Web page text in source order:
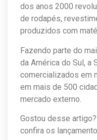
dos anos 2000
de rodapés,
produzidos com
Fazendo parte do
da América do Sul, a
comercializados em
em mais de 500
mercado externo.
Gostou desse artigo?
confira os